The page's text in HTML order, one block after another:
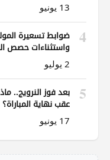
13 يونيو
4
ضوابط تسعيرة
واستثناءات حصص
2 يوليو
5
بعد فوز النرويج..
عقب نهاية المباراة؟
17 يونيو